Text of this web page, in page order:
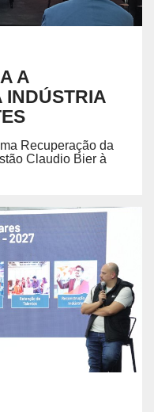
A
INDÚSTRIA
Recuperação da
Claudio Bier à